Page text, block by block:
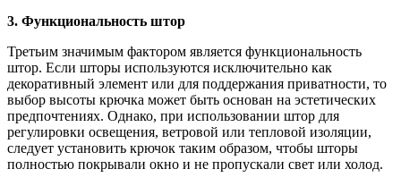
3. Функциональность штор
Третьим значимым фактором является функциональность
штор. Если шторы используются исключительно как
декоративный элемент или для поддержания приватности, то
выбор высоты крючка может быть основан на эстетических
предпочтениях. Однако, при использовании штор для
регулировки освещения, ветровой или тепловой изоляции,
следует установить крючок таким образом, чтобы шторы
полностью покрывали окно и не пропускали свет или холод.